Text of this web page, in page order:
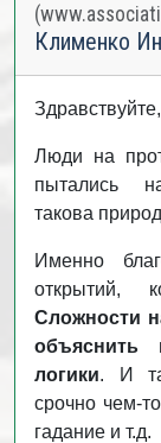
Клименко
Люди на
пытались
такова
Именно
открытий,
Сложности
объяснить
логики. И
срочно чем-
гадание и т.д.